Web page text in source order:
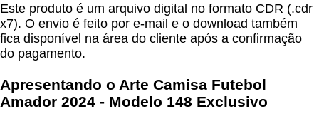
Este produto é um arquivo digital no formato CDR (.cdr
x7). O envio é feito por e-mail e o download também
fica disponível na área do cliente após a confirmação
do pagamento.
Apresentando o Arte Camisa Futebol
Amador 2024 - Modelo 148 Exclusivo